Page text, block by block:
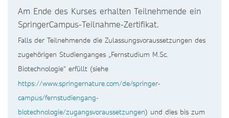
Am Ende des Kurses erhalten Teilnehmende ein
SpringerCampus-Teilnahme-Zertifikat.
Falls der Teilnehmende die Zulassungsvoraussetzungen des
zugehörigen Studienganges „Fernstudium M.Sc.
Biotechnologie“ erfüllt (siehe
https://www.springernature.com/de/springer-
campus/fernstudiengang-
biotechnologie/zugangsvoraussetzungen) und dies bis zum